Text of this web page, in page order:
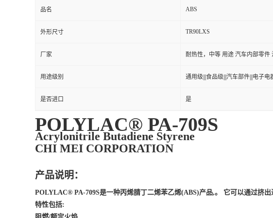
品名 ABS
外形尺寸 TR90LXS
厂家 耐热性，中等 用途 汽车内部零件
用途级别 通用级|||食品级|||汽车部件|||电子电
是否进口 是
POLYLAC® PA-709S
Acrylonitrile Butadiene Styrene
CHI MEI CORPORATION
产品说明：
POLYLAC® PA-709S是一种丙烯腈丁二烯苯乙烯(ABS)产品,。 它可以通过挤
特性包括: